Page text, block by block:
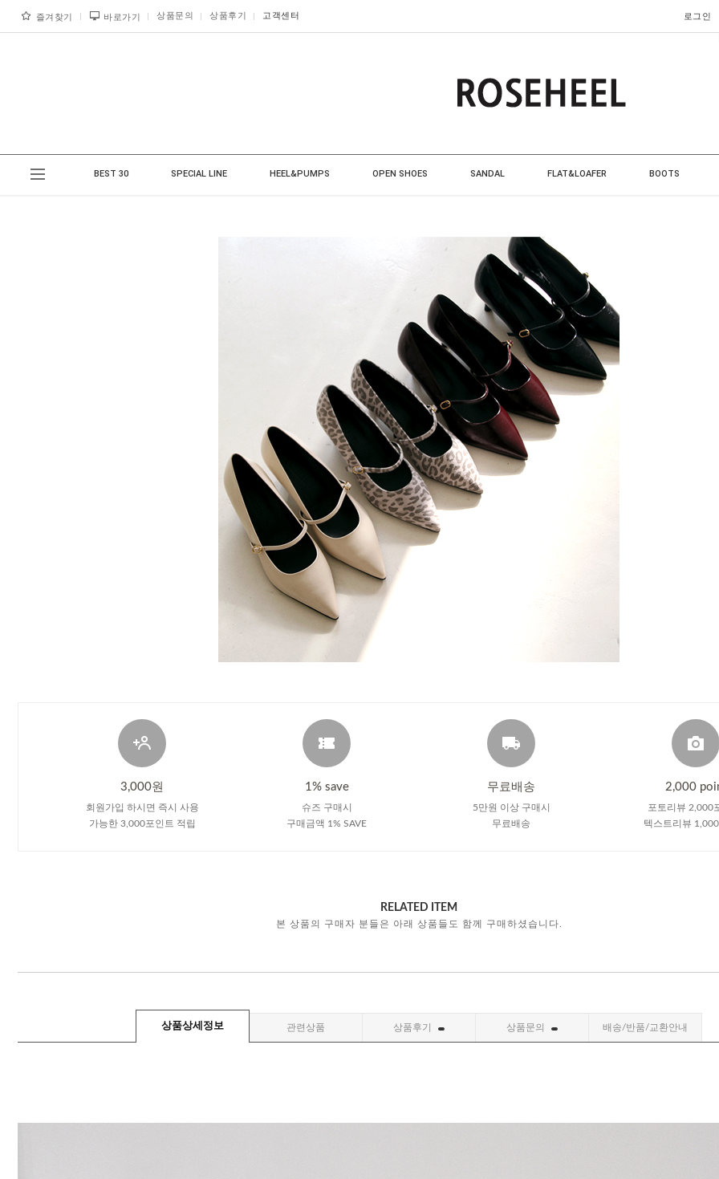
즐겨찾기 바로가기 상품문의 상품후기 고객센터 로그인
BEST 30 SPECIAL LINE HEEL&PUMPS OPEN SHOES SANDAL FLAT&LOAFER BOOTS
3,000원
회원가입 하시면 즉시 사용
가능한 3,000포인트 적립
1% save
슈즈 구매시
구매금액 1% SAVE
무료배송
5만원 이상 구매시
무료배송
2,000
포토리뷰 2,000
텍스트리뷰
RELATED ITEM
본 상품의 구매자 분들은 아래 상품들도 함께 구매하셨습니다.
상품상세정보 관련상품 상품후기 상품문의 배송/반품/교환안내